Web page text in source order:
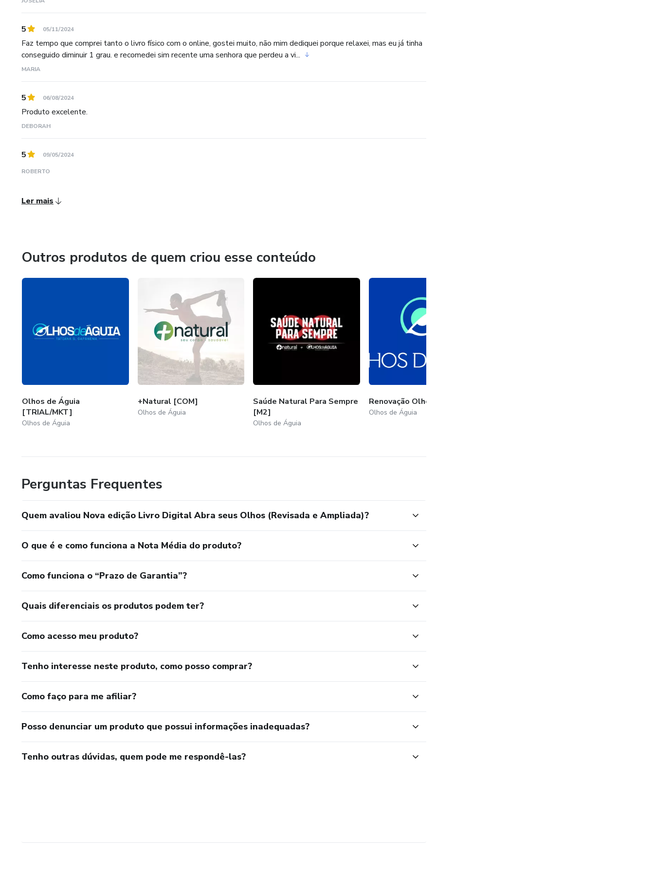
5 05/11/2024
Faz tempo que comprei tanto o livro físico com o online, gostei muito, não mim dediquei porque relaxei, mas eu já tinha
conseguido diminuir 1 grau. e recomedei sim recente uma senhora que perdeu a vi...
MARIA
5 06/08/2024
Produto excelente.
DEBORAH
5 09/05/2024
ROBERTO
Ler mais
Outros produtos de quem criou esse conteúdo
Olhos de Águia
[TRIAL/MKT]
Olhos de Águia
+Natural [COM]
Olhos de Águia
Saúde Natural Para Sempre
[M2]
Olhos de Águia
Renovação Olhos de Águia
Olhos de Águia
Perguntas Frequentes
Quem avaliou Nova edição Livro Digital Abra seus Olhos (Revisada e Ampliada)?
O que é e como funciona a Nota Média do produto?
Como funciona o “Prazo de Garantia”?
Quais diferenciais os produtos podem ter?
Como acesso meu produto?
Tenho interesse neste produto, como posso comprar?
Como faço para me afiliar?
Posso denunciar um produto que possui informações inadequadas?
Tenho outras dúvidas, quem pode me respondê-las?